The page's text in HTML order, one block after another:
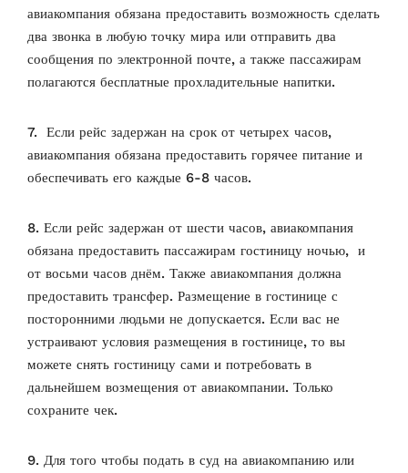
авиакомпания обязана предоставить возможность сделать
два звонка в любую точку мира или отправить два
сообщения по электронной почте, а также пассажирам
полагаются бесплатные прохладительные напитки.
7. Если рейс задержан на срок от четырех часов,
авиакомпания обязана предоставить горячее питание и
обеспечивать его каждые 6-8 часов.
8. Если рейс задержан от шести часов, авиакомпания
обязана предоставить пассажирам гостиницу ночью, и
от восьми часов днём. Также авиакомпания должна
предоставить трансфер. Размещение в гостинице с
посторонними людьми не допускается. Если вас не
устраивают условия размещения в гостинице, то вы
можете снять гостиницу сами и потребовать в
дальнейшем возмещения от авиакомпании. Только
сохраните чек.
9. Для того чтобы подать в суд на авиакомпанию или